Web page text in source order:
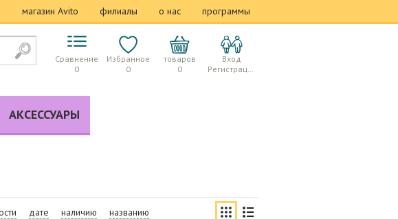
магазин Avito филиалы о нас программы
Сравнение
0
Избранное
0
товаров
0
Вход
Регистрация
АКСЕССУАРЫ
дате наличию названию